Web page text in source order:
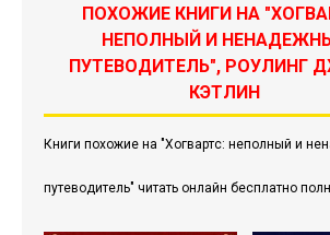
ПОХОЖИЕ КНИГИ НА
НЕПОЛНЫЙ И
ПУТЕВОДИТЕЛЬ", РОУЛИНГ
КЭТЛИН
Книги похожие на "Хогвартс: неполный и
путеводитель" читать онлайн бесплатно